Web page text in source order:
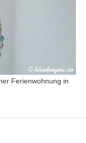
Ferienwohnung in